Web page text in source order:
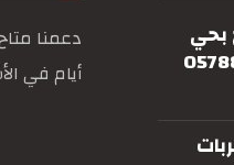
دعمنا
أيام في